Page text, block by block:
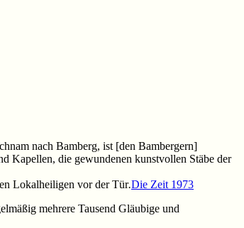
nach Bamberg, ist [den Bambergern]
Kapellen, die gewundenen kunstvollen Stäbe der
Lokalheiligen vor der Tür.Die Zeit 1973
mehrere Tausend Gläubige und